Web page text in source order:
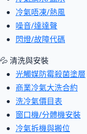
冷氣唔凍/熱風
噪音/達達聲
閃燈/故障代碼
💦 清洗與安裝
光觸媒防霉殺菌塗層
商業冷氣大洗合約
洗冷氣價目表
窗口機/分體機安裝
冷氣拆機與搬位